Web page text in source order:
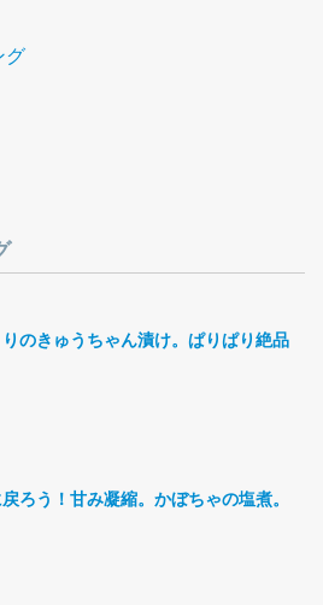
グ
のきゅうちゃん漬け。ぱりぱり絶品。
ろう！甘み凝縮。かぼちゃの塩煮。